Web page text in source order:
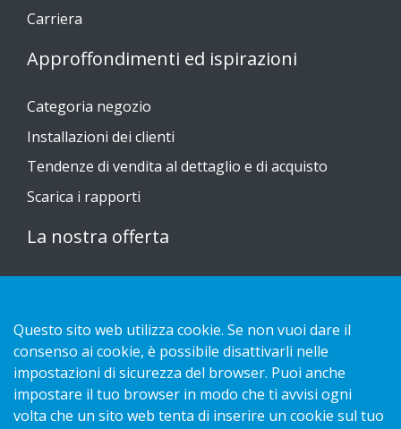
Carriera
Approffondimenti ed ispirazioni
Categoria negozio
Installazioni dei clienti
Tendenze di vendita al dettaglio e di acquisto
Scarica i rapporti
La nostra offerta
Contatto
Informativa sulla privacy
Questo sito web utilizza cookie. Se non vuoi dare il
consenso ai cookie, è possibile disattivarli nelle
impostazioni di sicurezza del browser. Puoi anche
impostare il tuo browser in modo che ti avvisi ogni
volta che un sito web tenta di inserire un cookie sul tuo